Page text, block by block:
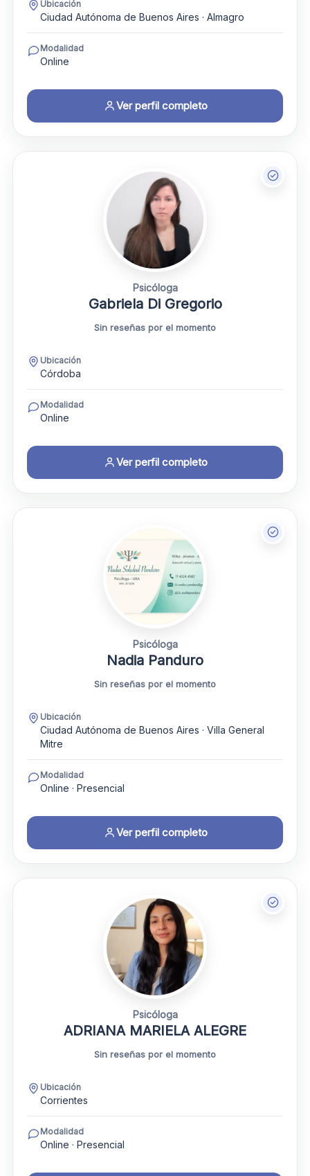
Ubicación
Ciudad Autónoma de Buenos Aires · Almagro
Modalidad
Online
Ver perfil completo
Psicóloga
Gabriela Di Gregorio
Sin reseñas por el momento
Ubicación
Córdoba
Modalidad
Online
Ver perfil completo
Psicóloga
Nadia Panduro
Sin reseñas por el momento
Ubicación
Ciudad Autónoma de Buenos Aires · Villa General
Mitre
Modalidad
Online · Presencial
Ver perfil completo
Psicóloga
ADRIANA MARIELA ALEGRE
Sin reseñas por el momento
Ubicación
Corrientes
Modalidad
Online · Presencial